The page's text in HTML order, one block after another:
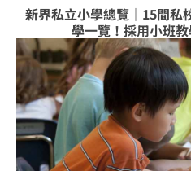
新界私立小學總覽｜15間私
學一覽！採用小班